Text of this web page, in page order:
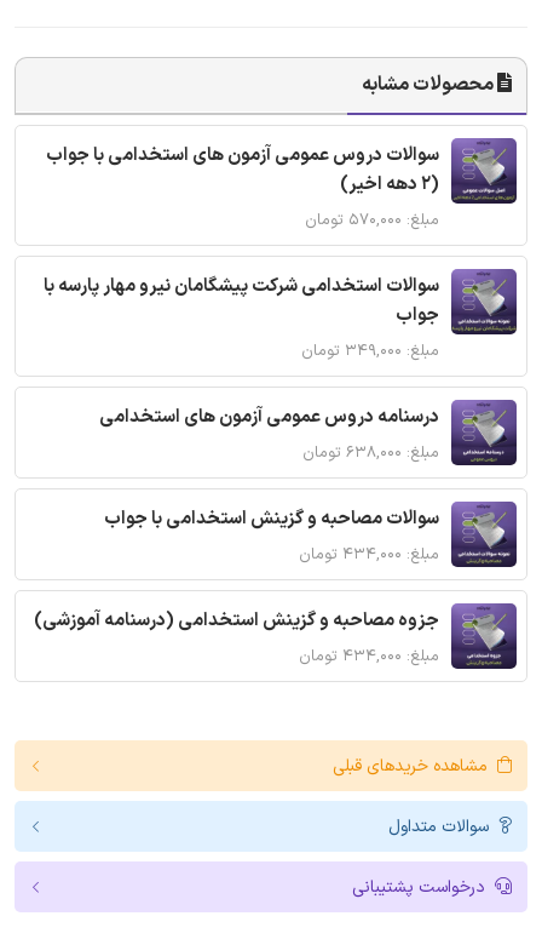
محصولات مشابه
سوالات دروس عمومی آزمون های استخدامی با جواب
(2 دهه اخیر)
مبلغ: ۵۷۰,۰۰۰ تومان
سوالات استخدامی شرکت پیشگامان نیرو مهار پارسه با
جواب
مبلغ: ۳۴۹,۰۰۰ تومان
درسنامه دروس عمومی آزمون های استخدامی
مبلغ: ۶۳۸,۰۰۰ تومان
سوالات مصاحبه و گزینش استخدامی با جواب
مبلغ: ۴۳۴,۰۰۰ تومان
جزوه مصاحبه و گزینش استخدامی (درسنامه آموزشی)
مبلغ: ۴۳۴,۰۰۰ تومان
مشاهده خریدهای قبلی
سوالات متداول
درخواست پشتیبانی